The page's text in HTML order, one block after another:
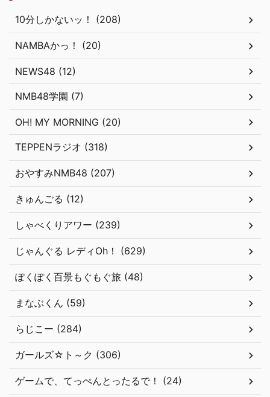
10分しかないッ！ (208)
NAMBAかっ！ (20)
NEWS48 (12)
NMB48学園 (7)
OH! MY MORNING (20)
TEPPENラジオ (318)
おやすみNMB48 (207)
きゅんごる (12)
しゃべくりアワー (239)
じゃんぐる レディOh！ (629)
ぽくぽく百景もぐもぐ旅 (48)
まなぶくん (59)
らじこー (284)
ガールズ☆ト～ク (306)
ゲームで、てっぺんとったるで！ (24)